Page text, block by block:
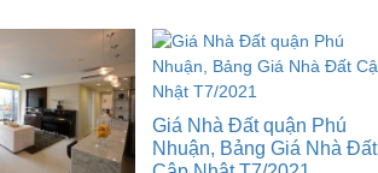
Giá Nhà Đất quận Phú
Nhuận, Bảng Giá Nhà Đất